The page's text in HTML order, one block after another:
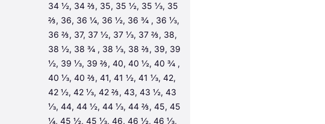
34 ½, 34 ⅔, 35, 35 ½, 35 ⅓, 35
⅔, 36, 36 ¼, 36 ½, 36 ¾ , 36 ⅓,
36 ⅔, 37, 37 ½, 37 ⅓, 37 ⅔, 38,
38 ½, 38 ¾ , 38 ⅓, 38 ⅔, 39, 39
½, 39 ⅓, 39 ⅔, 40, 40 ½, 40 ¾ ,
40 ⅓, 40 ⅔, 41, 41 ½, 41 ⅓, 42,
42 ½, 42 ⅓, 42 ⅔, 43, 43 ½, 43
⅓, 44, 44 ½, 44 ⅓, 44 ⅔, 45, 45
¼, 45 ½, 45 ⅓, 46, 46 ½, 46 ⅓,